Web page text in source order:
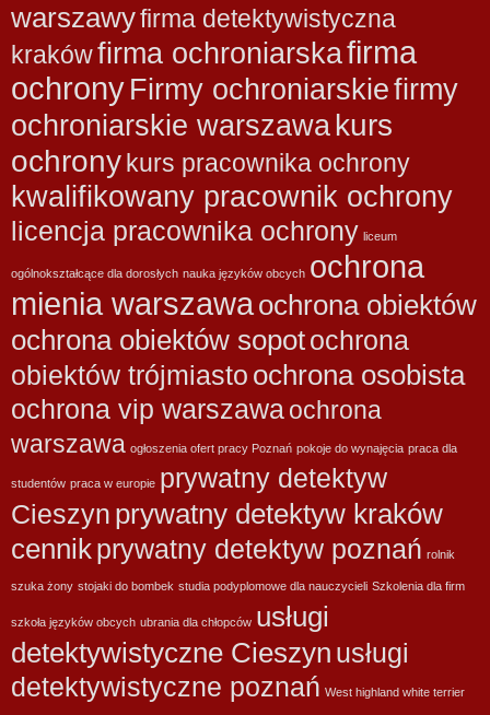
warszawyfirma detektywistyczna
krakówfirma ochroniarskafirma
ochrony Firmy ochroniarskiefirmy
ochroniarskie warszawakurs
ochrony kurs pracownika ochrony
kwalifikowany pracownik ochrony
licencja pracownika ochrony liceum
ogólnokształcące dla dorosłych nauka języków obcych ochrona
mienia warszawaochrona obiektów
ochrona obiektów sopotochrona
obiektów trójmiasto ochrona osobista
ochrona vip warszawaochrona
warszawa ogłoszenia ofert pracy Poznań pokoje do wynajęcia praca dla
studentów praca w europie prywatny detektyw
Cieszyn prywatny detektyw kraków
cennikprywatny detektyw poznań rolnik
szuka żony stojaki do bombek studia podyplomowe dla nauczycieli Szkolenia dla firm
szkoła języków obcych ubrania dla chłopców usługi
detektywistyczne Cieszyn usługi
detektywistyczne poznań West highland white terrier